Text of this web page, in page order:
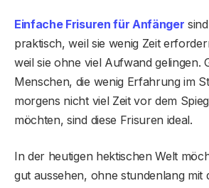
Einfache Frisuren für Anfänger
praktisch, weil sie wenig Zeit
weil sie ohne viel Aufwand gelingen.
Menschen, die wenig Erfahrung im
morgens nicht viel Zeit vor dem
möchten, sind diese Frisuren ideal.
In der heutigen hektischen Welt
gut aussehen, ohne stundenlang mit